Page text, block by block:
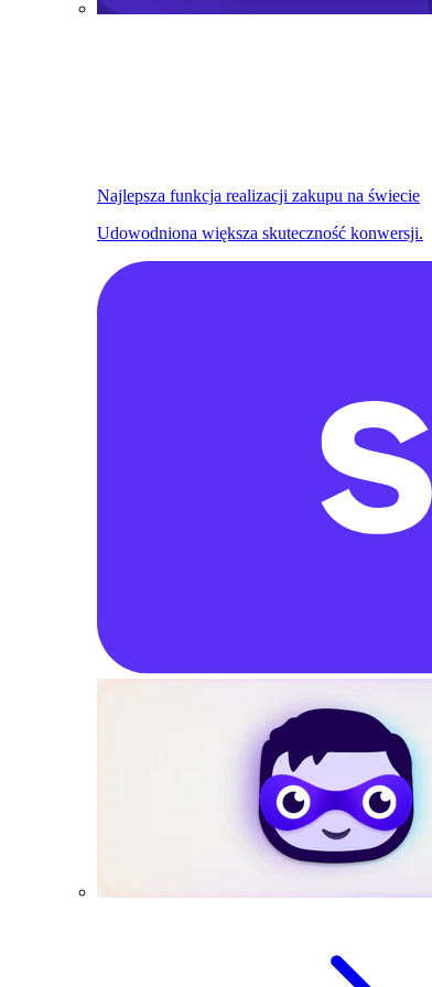
Najlepsza funkcja realizacji zakupu na świecie
Udowodniona większa skuteczność konwersji.